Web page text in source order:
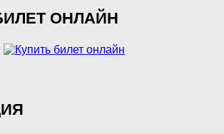
ОНЛАЙН